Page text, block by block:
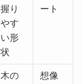
握り
やす
い形
状
ート
木の
想像